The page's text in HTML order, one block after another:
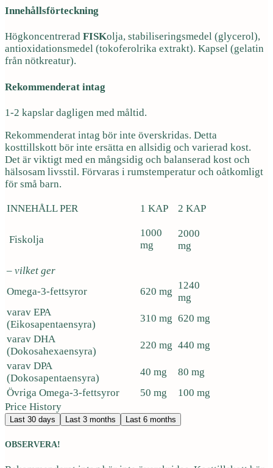
Innehållsförteckning
Högkoncentrerad FISKolja, stabiliseringsmedel (glycerol),
antioxidationsmedel (tokoferolrika extrakt). Kapsel (gelatin
från nötkreatur).
Rekommenderat intag
1-2 kapslar dagligen med måltid.
Rekommenderat intag bör inte överskridas. Detta
kosttillskott bör inte ersätta en allsidig och varierad kost.
Det är viktigt med en mångsidig och balanserad kost och
hälsosam livsstil. Förvaras i rumstemperatur och oåtkomligt
för små barn.
INNEHÅLL PER 1 KAP 2 KAP
Fiskolja
1000
mg
2000
mg
– vilket ger
Omega-3-fettsyror
620 mg
1240
mg
varav EPA
(Eikosapentaensyra)
310 mg 620 mg
varav DHA
(Dokosahexaensyra)
220 mg 440 mg
varav DPA
(Dokosapentaensyra)
40 mg
80 mg
Övriga Omega-3-fettsyror
50 mg
100 mg
Price History
Last 30 days Last 3 months Last 6 months
OBSERVERA!